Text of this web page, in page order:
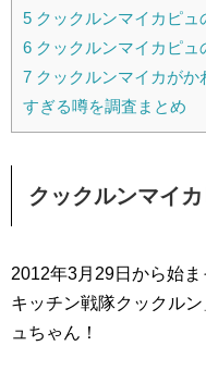
5 クックルンマイカピュ
6 クックルンマイカピュ
7 クックルンマイカが
すぎる噂を調査まとめ
クックルンマイ
2012年3月29日から始
キッチン戦隊クックル
ュちゃん！